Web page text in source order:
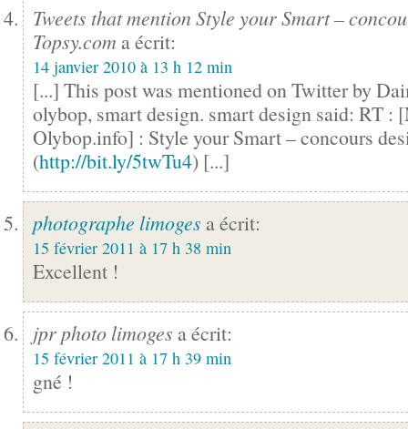
Tweets that mention Style your Smart –
Topsy.com a écrit:
14 janvier 2010 à 13 h 12 min
[...] This post was mentioned on Twitter by
olybop, smart design. smart design said: RT :
Olybop.info] : Style your Smart – concours
(http://bit.ly/5twTu4) [...]
photographe limoges a écrit:
15 février 2011 à 17 h 38 min
Excellent !
jpr photo limoges a écrit:
15 février 2011 à 17 h 39 min
gné !